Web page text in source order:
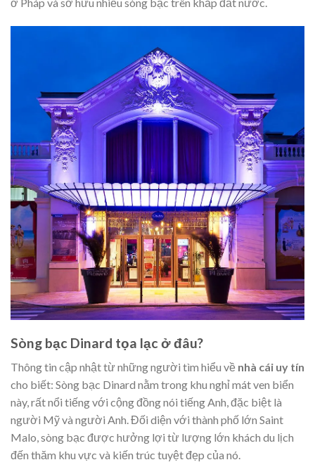
Sòng bạc Dinard tọa lạc ở đâu?
Thông tin cập nhật từ những người tìm hiểu về nhà cái uy tín
cho biết: Sòng bạc Dinard nằm trong khu nghỉ mát ven biển
này, rất nổi tiếng với cộng đồng nói tiếng Anh, đặc biệt là
người Mỹ và người Anh. Đối diện với thành phố lớn Saint
Malo, sòng bạc được hưởng lợi từ lượng lớn khách du lịch
đến thăm khu vực và kiến trúc tuyệt đẹp của nó.